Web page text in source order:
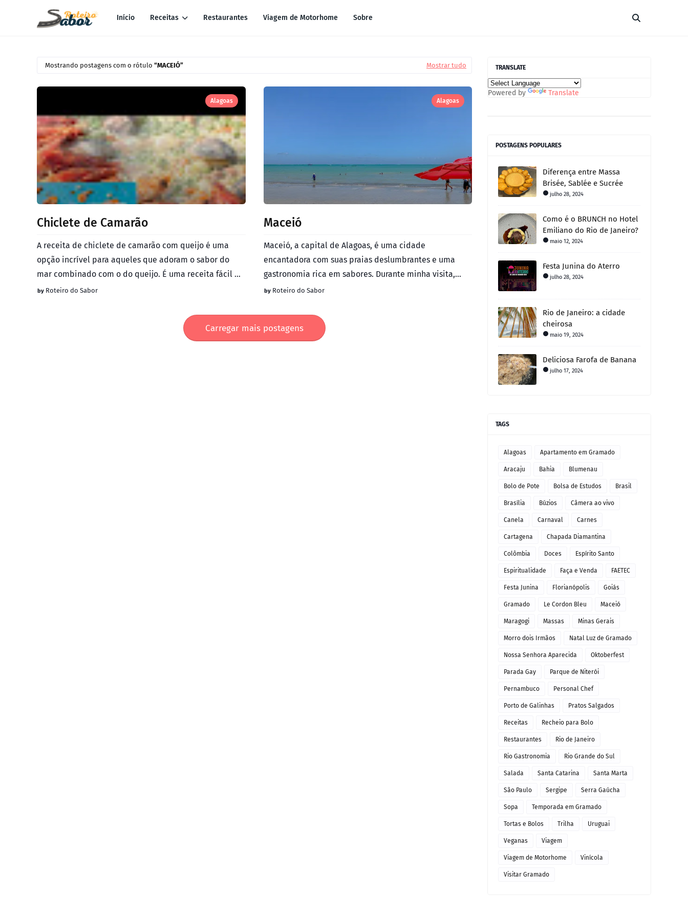
Início Receitas Restaurantes Viagem de Motorhome Sobre
Mostrando postagens com o rótulo MACEIÓ Mostrar tudo
Alagoas
Chiclete de Camarão
A receita de chiclete de camarão com queijo é uma
opção incrível para aqueles que adoram o sabor do
mar combinado com o do queijo. É uma receita fácil de
faze…
Roteiro do Sabor
Alagoas
Maceió
Maceió, a capital de Alagoas, é uma cidade
encantadora com suas praias deslumbrantes e uma
gastronomia rica em sabores. Durante minha visita,
pude explorar as …
Roteiro do Sabor
Carregar mais postagens
TRANSLATE
Powered by Translate
POSTAGENS POPULARES
Diferença entre Massa
Brisée, Sablée e Sucrée
julho 28, 2024
Como é o BRUNCH no Hotel
Emiliano do Rio de Janeiro?
maio 12, 2024
Festa Junina do Aterro
julho 28, 2024
Rio de Janeiro: a cidade
cheirosa
maio 19, 2024
Deliciosa Farofa de Banana
julho 17, 2024
TAGS
Alagoas Apartamento em Gramado
Aracaju Bahia Blumenau
Bolo de Pote Bolsa de Estudos Brasil
Brasília Búzios Câmera ao vivo
Canela Carnaval Carnes
Cartagena Chapada Diamantina
Colômbia Doces Espírito Santo
Espiritualidade Faça e Venda FAETEC
Festa Junina Florianópolis Goiás
Gramado Le Cordon Bleu Maceió
Maragogi Massas Minas Gerais
Morro dois Irmãos Natal Luz de Gramado
Nossa Senhora Aparecida Oktoberfest
Parada Gay Parque de Niterói
Pernambuco Personal Chef
Porto de Galinhas Pratos Salgados
Receitas Recheio para Bolo
Restaurantes Rio de Janeiro
Rio Gastronomia Rio Grande do Sul
Salada Santa Catarina Santa Marta
São Paulo Sergipe Serra Gaúcha
Sopa Temporada em Gramado
Tortas e Bolos Trilha Uruguai
Veganas Viagem
Viagem de Motorhome Vinícola
Visitar Gramado